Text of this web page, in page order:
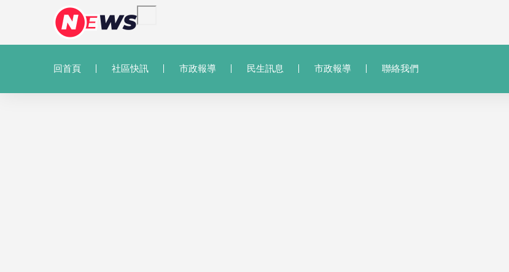
回首頁 社區快訊 市政報導 民生訊息 市政報導 聯絡我們